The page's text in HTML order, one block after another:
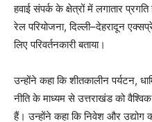
हवाई संपर्क के क्षेत्रों में लगातार
रेल परियोजना, दिल्ली–देहरादून
लिए परिवर्तनकारी बताया।
उन्होंने कहा कि शीतकालीन पर्यटन,
नीति के माध्यम से उत्तराखंड को
हैं। उन्होंने कहा कि निवेश और उद्योग